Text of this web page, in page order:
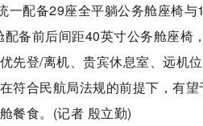
一配备29座全平躺公务舱座椅
备前后间距40英寸公务舱座椅
先登/离机、贵宾休息室、远机
符合民航局法规的前提下，有
餐食。(记者 殷立勤)